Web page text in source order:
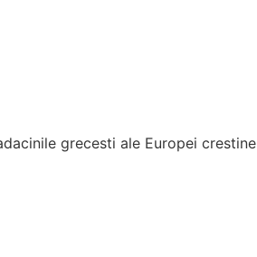
grecesti ale Europei crestine